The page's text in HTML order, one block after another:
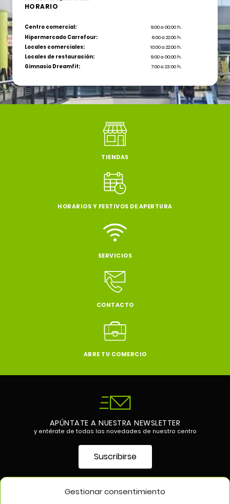
Gestionar consentimiento
HORARIO
Centro comercial:
9:00 a 00:00 h.
Hipermercado Carrefour:
6:00 a 22:00 h.
Locales comerciales:
10:00 a 22:00 h.
Locales de restauración:
9:00 a 00:00 h.
Gimnasio Dreamfit:
7:00 a 23:00 h.
TIENDAS
HORARIOS Y FESTIVOS DE APERTURA
SERVICIOS
CONTACTO
ABRE TU COMERCIO
APÚNTATE A NUESTRA NEWSLETTER
y entérate de todas las novedades de nuestro centro
Suscribirse